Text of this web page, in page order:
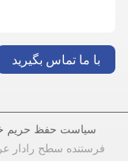
با ما تماس بگیرید
سیاست حفظ حریم